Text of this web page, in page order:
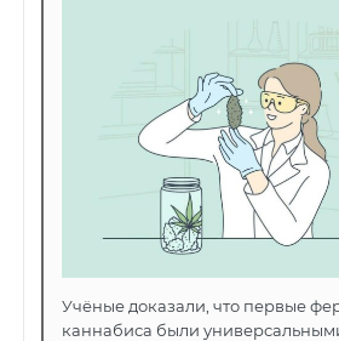
Учёные доказали, что первые
каннабиса были